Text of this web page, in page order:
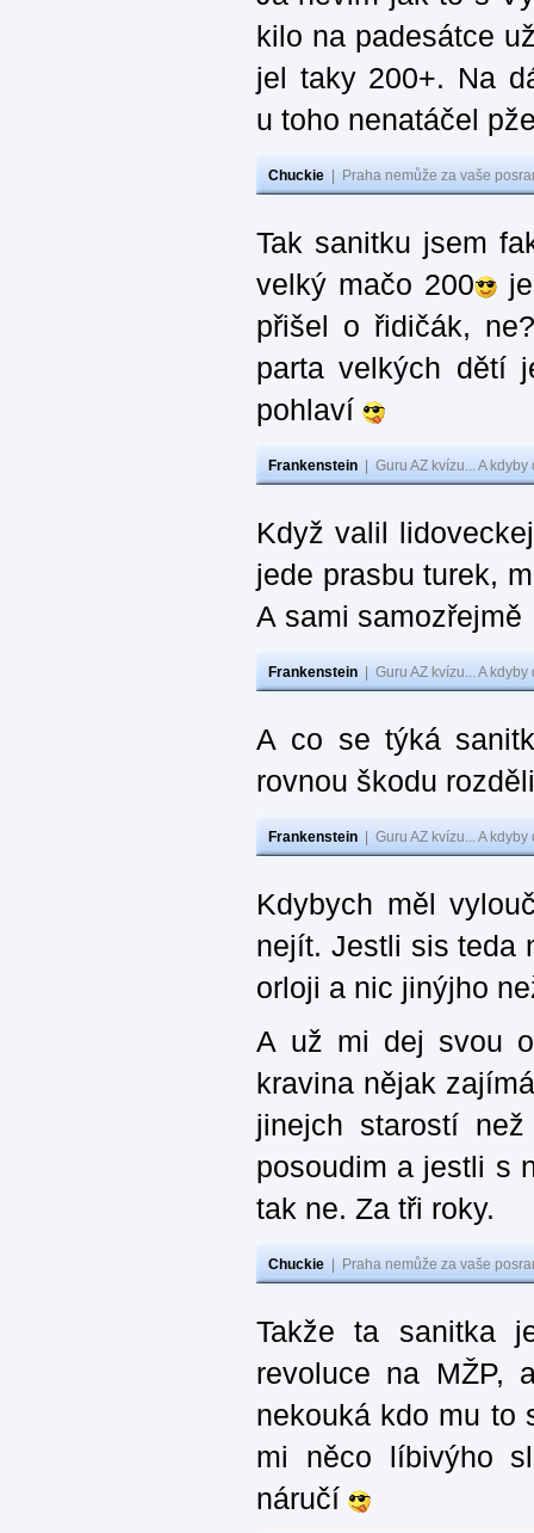
kilo na padesátce
jel taky 200+. Na
u toho nenatáčel
Chuckie Praha nemůže za vaše
Tak sanitku jsem
velký mačo 200
přišel o řidičák,
parta velkých dětí
pohlaví
Frankenstein Guru AZ kvízu... A
Když valil
jede prasbu turek,
A sami
Frankenstein Guru AZ kvízu... A
A co se týká
rovnou škodu
Frankenstein Guru AZ kvízu... A
Kdybych měl
nejít. Jestli sis teda
orloji a nic jinýjho
A už mi dej svou
kravina nějak
jinejch starostí
posoudim a jestli s
tak ne. Za tři roky.
Chuckie Praha nemůže za vaše
Takže ta sanitka
revoluce na MŽP,
nekouká kdo mu to
mi něco líbivýho
náručí